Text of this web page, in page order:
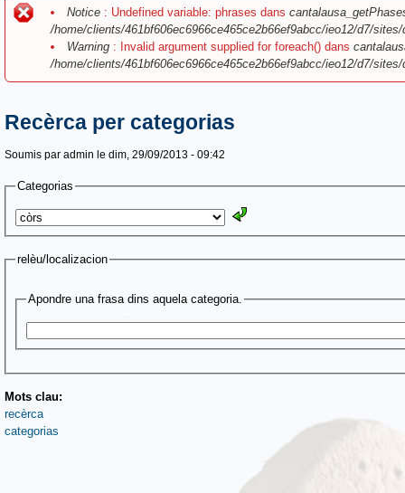
Message d'erreur
Notice : Undefined variable: phrases dans
/home/clients/461bf606ec6966ce465ce2b66ef9abcc/ieo12/d7/
Warning : Invalid argument supplied for foreach() dans
/home/clients/461bf606ec6966ce465ce2b66ef9abcc/ieo12/d7/
Recèrca per categorias
Soumis par admin le dim, 29/09/2013 - 09:42
Categorias
relèu/localizacion
Apondre una frasa dins aquela categoria.
Mots clau:
recèrca
categorias